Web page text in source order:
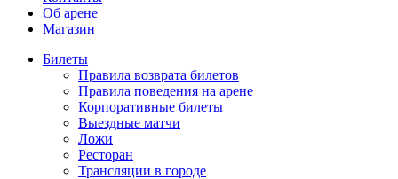
Об арене
Магазин
Билеты
Правила возврата билетов
Правила поведения на арене
Корпоративные билеты
Выездные матчи
Ложи
Ресторан
Трансляции в городе